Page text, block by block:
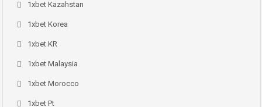
1xbet Kazahstan
1xbet Korea
1xbet KR
1xbet Malaysia
1xbet Morocco
1xbet Pt